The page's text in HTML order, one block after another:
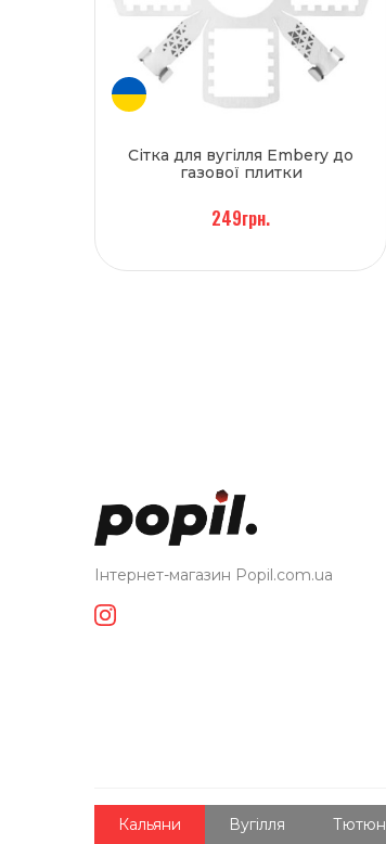
Сітка для вугілля Embery до
газової плитки
249грн.
Інтернет-магазин Popil.com.ua
Кальяни Вугілля Тютюн